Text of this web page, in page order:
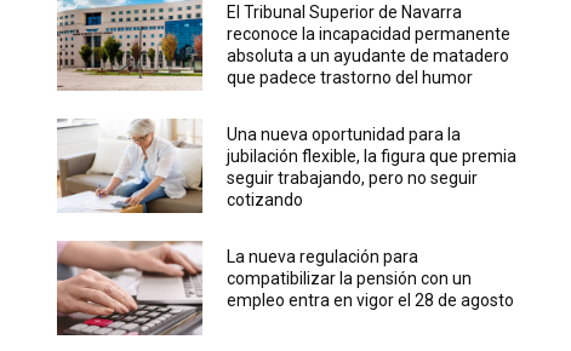
El Tribunal Superior de Navarra
reconoce la incapacidad permanente
absoluta a un ayudante de matadero
que padece trastorno del humor
Una nueva oportunidad para la
jubilación flexible, la figura que premia
seguir trabajando, pero no seguir
cotizando
La nueva regulación para
compatibilizar la pensión con un
empleo entra en vigor el 28 de agosto